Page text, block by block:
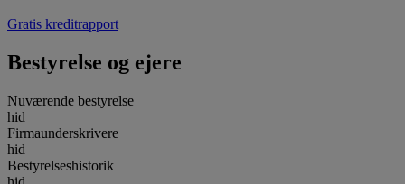
Gratis kreditrapport
Bestyrelse og ejere
Nuværende bestyrelse
hid
Firmaunderskrivere
hid
Bestyrelseshistorik